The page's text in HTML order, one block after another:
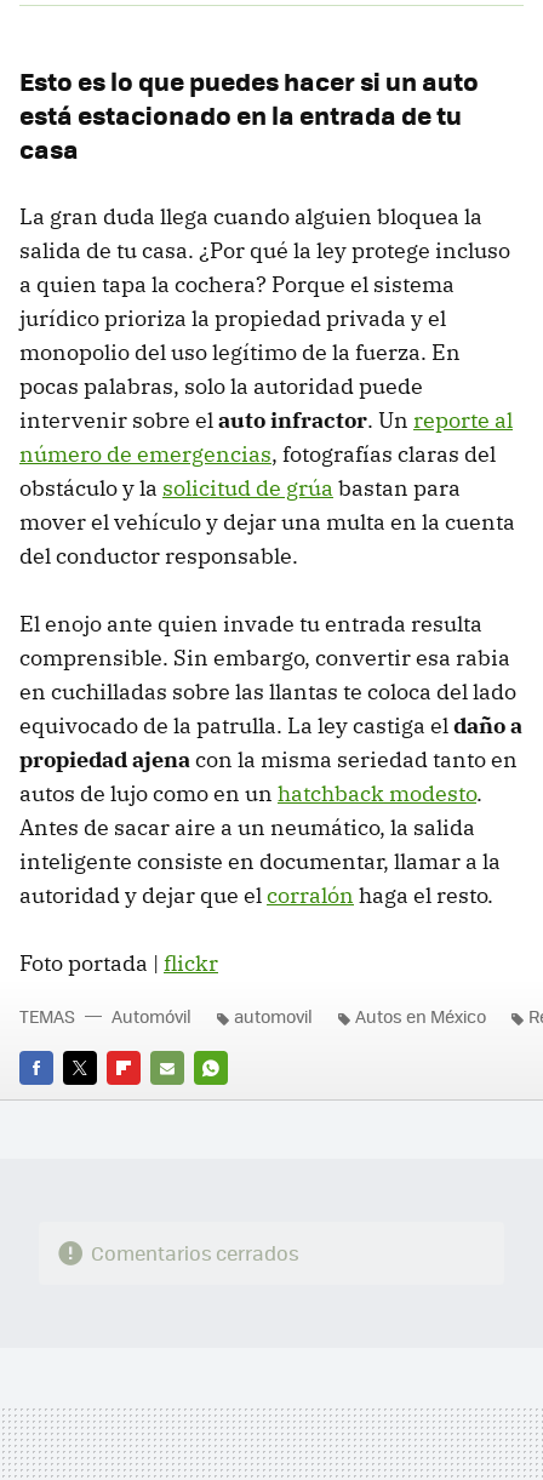
Esto es lo que puedes hacer si un auto
está estacionado en la entrada de tu
casa
La gran duda llega cuando alguien bloquea la
salida de tu casa. ¿Por qué la ley protege incluso
a quien tapa la cochera? Porque el sistema
jurídico prioriza la propiedad privada y el
monopolio del uso legítimo de la fuerza. En
pocas palabras, solo la autoridad puede
intervenir sobre elauto infractor. Un reporte al
número de emergencias, fotografías claras del
obstáculo y la solicitud de grúa bastan para
mover el vehículo y dejar una multa en la cuenta
del conductor responsable.
El enojo ante quien invade tu entrada resulta
comprensible. Sin embargo, convertir esa rabia
en cuchilladas sobre las llantas te coloca del lado
equivocado de la patrulla. La ley castiga eldaño a
propiedad ajenacon la misma seriedad tanto en
autos de lujo como en un hatchback modesto.
Antes de sacar aire a un neumático, la salida
inteligente consiste en documentar, llamar a la
autoridad y dejar que elcorralón haga el resto.
Foto portada | flickr
FACEBOOK
TWITTERFLIPBOARD
E-
WHATSAPP
TEMAS Automóvil automovil Autos en México
Comentarios cerrados